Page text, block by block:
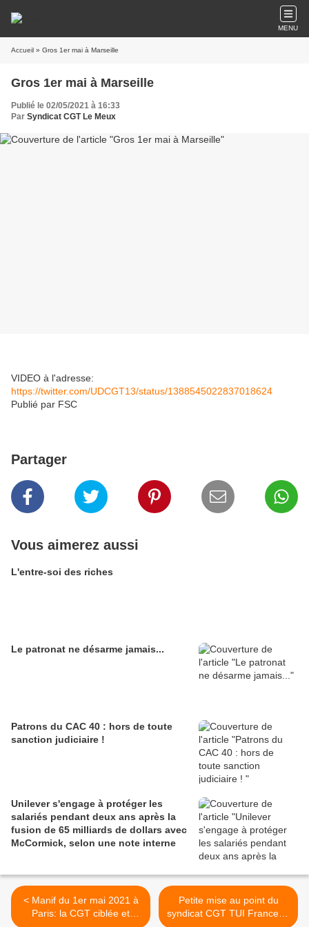
MENU
Accueil » Gros 1er mai à Marseille
Gros 1er mai à Marseille
Publié le 02/05/2021 à 16:33
Par Syndicat CGT Le Meux
VIDEO à l'adresse:
https://twitter.com/UDCGT13/status/1388545022837018624
Publié par FSC
Partager
Vous aimerez aussi
L'entre-soi des riches
Le patronat ne désarme jamais...
Patrons du CAC 40 : hors de toute
sanction judiciaire !
Unilever s'engage à protéger les
salariés pendant deux ans après la
fusion de 65 milliards de dollars avec
McCormick, selon une note interne
< Manif du 1er mai 2021 à
Paris: la CGT ciblée et
Petite mise au point du
syndicat CGT TUI France ...